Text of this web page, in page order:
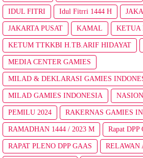
IDUL FITRI Idul Fitrri 1444 H
JAKARTA PUSAT KAMAL KETUA
KETUM TTKKBI H.TB.ARIF HIDAYAT
MEDIA CENTER GAMIES
MILAD & DEKLARASI GAMIES
MILAD GAMIES INDONESIA
PEMILU 2024 RAKERNAS GAMIES
RAMADHAN 1444 / 2023 M Rapat DPP
RAPAT PLENO DPP GAAS RELAWAN